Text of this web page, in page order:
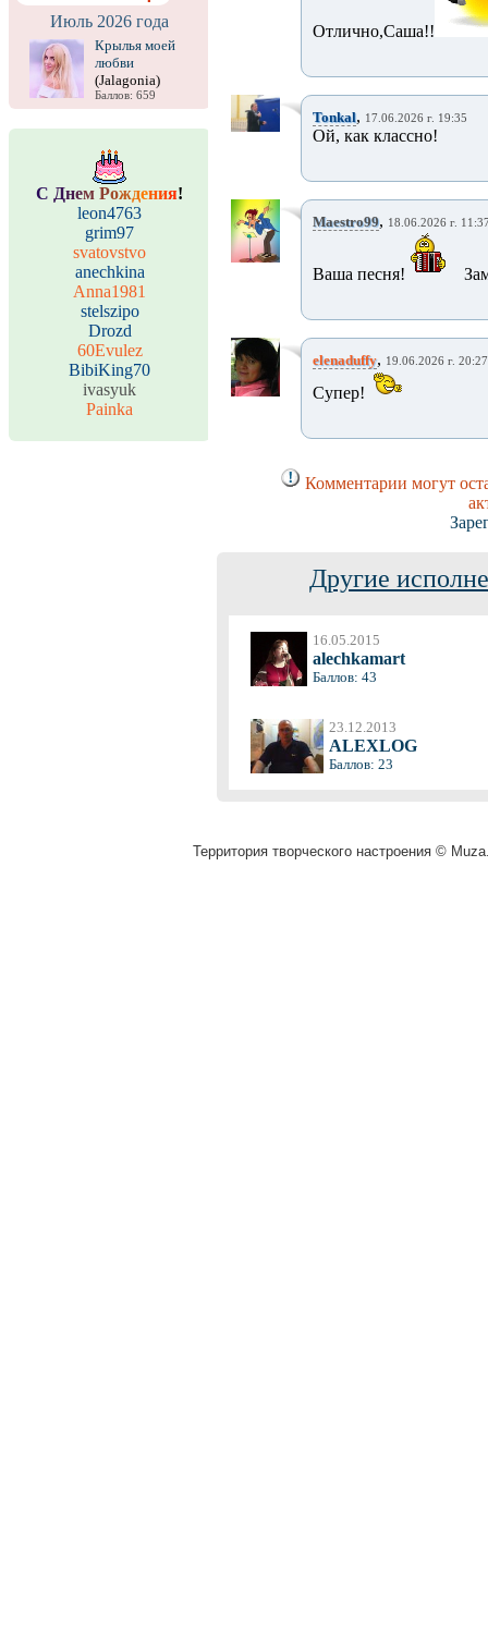
Июль 2026 года
Крылья моей
любви
(Jalagonia)
Баллов: 659
С Днем Рождения!
leon4763
grim97
svatovstvo
anechkina
Anna1981
stelszipo
Drozd
60Evulez
BibiKing70
ivasyuk
Painka
Отлично,Саша!!
Tonkal, 17.06.2026 г. 19:35
Ой, как классно!
Maestro99, 18.06.2026 г.
Ваша песня!
elenaduffy, 19.06.2026 г. 20:27
Супер!
Комментарии могут
Другие
16.05.2015
alechkamart
Баллов: 43
23.12.2013
ALEXLOG
Баллов: 23
Территория творческого настроения ©